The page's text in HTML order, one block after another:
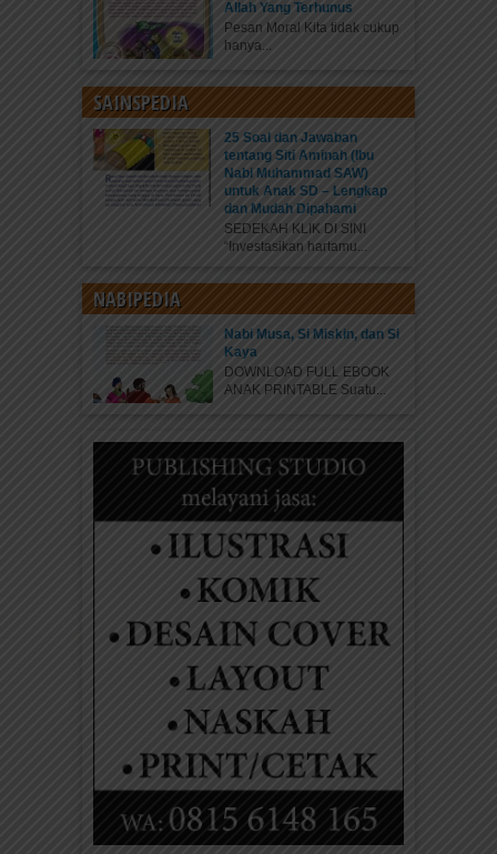
Allah Yang Terhunus
Pesan Moral Kita tidak cukup
hanya...
SAINSPEDIA
25 Soal dan Jawaban
tentang Siti Aminah (Ibu
Nabi Muhammad SAW)
untuk Anak SD – Lengkap
dan Mudah Dipahami
SEDEKAH KLIK DI SINI
“Investasikan hartamu...
NABIPEDIA
Nabi Musa, Si Miskin, dan Si
Kaya
DOWNLOAD FULL EBOOK
ANAK PRINTABLE Suatu...